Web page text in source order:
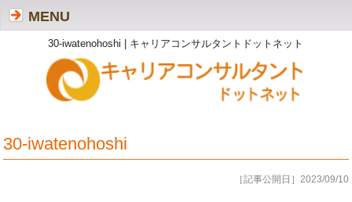
30-iwatenohoshi | キャリアコンサルタントドットネット
MENU
30-iwatenohoshi
［記事公開日］2023/09/10